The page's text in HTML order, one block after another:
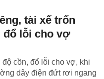
tài xế trốn
đổ lỗi cho vợ
cồn, đổ lỗi cho vợ, khi
dây điện đứt rơi ngang